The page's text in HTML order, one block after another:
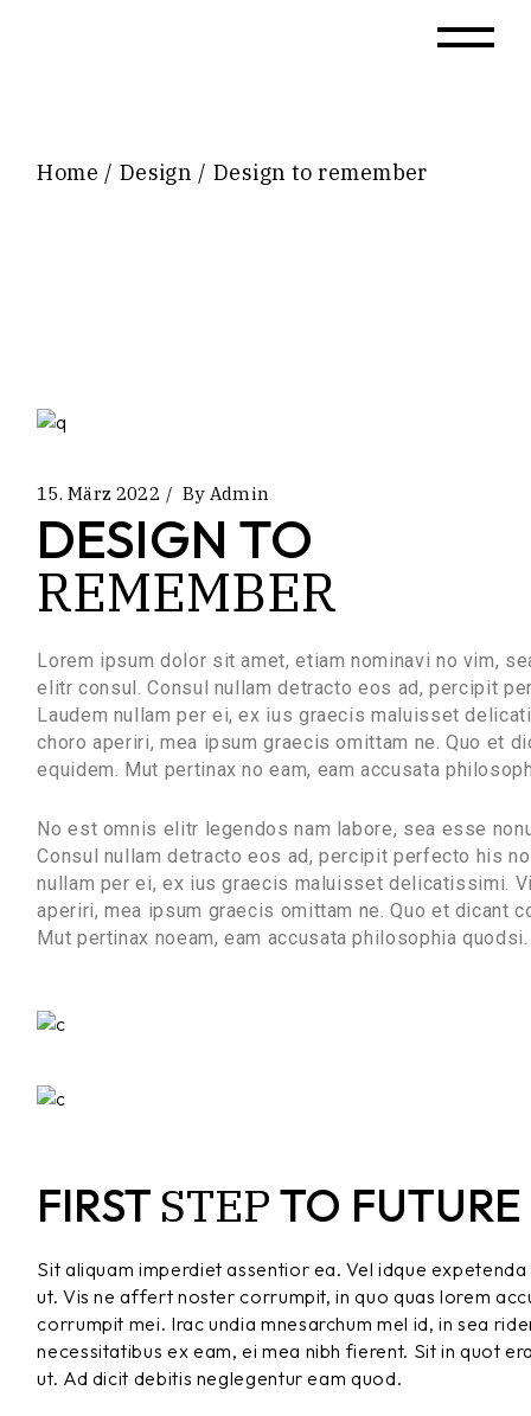
Home Design Design to remember
15. März 2022 By Admin
DESIGN TO
REMEMBER
Lorem ipsum dolor sit amet, etiam nominavi no vim,
elitr consul. Consul nullam detracto eos ad, percipit
Laudem nullam per ei, ex ius graecis maluisset
choro aperiri, mea ipsum graecis omittam ne. Quo et
equidem. Mut pertinax no eam, eam accusata
No est omnis elitr legendos nam labore, sea esse
Consul nullam detracto eos ad, percipit perfecto his
nullam per ei, ex ius graecis maluisset delicatissimi.
aperiri, mea ipsum graecis omittam ne. Quo et dicant
Mut pertinax noeam, eam accusata philosophia quodsi.
FIRST STEPTO FUTURE
Sit aliquam imperdiet assentior ea. Vel idque
ut. Vis ne affert noster corrumpit, in quo quas lorem
corrumpit mei. Irac undia mnesarchum mel id, in sea
necessitatibus ex eam, ei mea nibh fierent. Sit in quot
ut. Ad dicit debitis neglegentur eam quod.